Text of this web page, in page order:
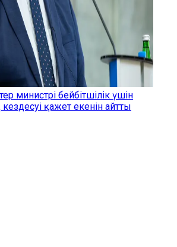
министрі бейбітшілік үшін
қажет екенін айтты